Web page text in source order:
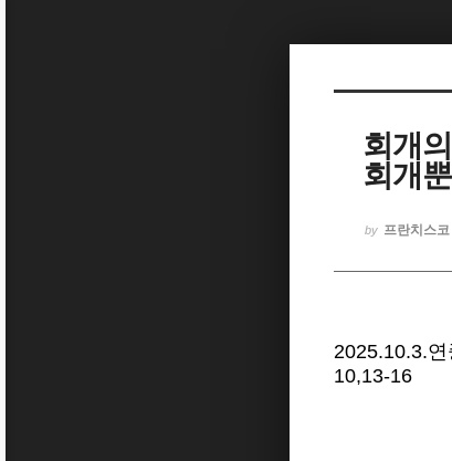
회개
회개
by 프란치스코
2025.10.3.
10,13-16
Sketchbook5, 스케치북5
Sketchbook5, 스케치북5